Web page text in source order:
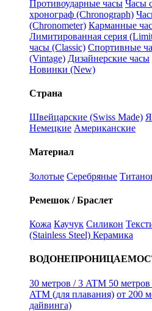
Противоударные часы Часы
хронограф (Chronograph)
(Chronometer) Карманные
Лимитированная серия
часы (Classic) Спортивные
(Vintage) Дизайнерские часы
Новинки (New)
Страна
Швейцарские (Swiss Made)
Немецкие Американские
Материал
Золотые Серебряные
Ремешок / Браслет
Кожа Каучук Силикон
(Stainless Steel) Керамика
30 метров / 3 ATM 50
ATM (для плавания) от 200
дайвинга)